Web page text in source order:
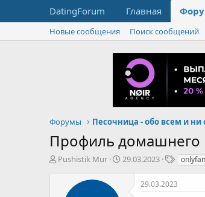
DatingForum Главная
Новые сообщения Поиск сообщений
Форумы Песочница - обо всем и ни
Профиль домашнего
А
Pushistik Mur
Д
29.03.2023
Т
г
29.03.2023